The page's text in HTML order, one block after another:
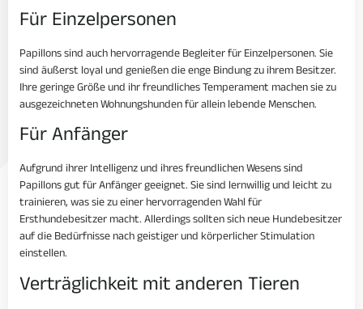
Für Einzelpersonen
Papillons sind auch hervorragende Begleiter für Einzelpersonen. Sie
sind äußerst loyal und genießen die enge Bindung zu ihrem Besitzer.
Ihre geringe Größe und ihr freundliches Temperament machen sie zu
ausgezeichneten Wohnungshunden für allein lebende Menschen.
Für Anfänger
Aufgrund ihrer Intelligenz und ihres freundlichen Wesens sind
Papillons gut für Anfänger geeignet. Sie sind lernwillig und leicht zu
trainieren, was sie zu einer hervorragenden Wahl für
Ersthundebesitzer macht. Allerdings sollten sich neue Hundebesitzer
auf die Bedürfnisse nach geistiger und körperlicher Stimulation
einstellen.
Verträglichkeit mit anderen Tieren